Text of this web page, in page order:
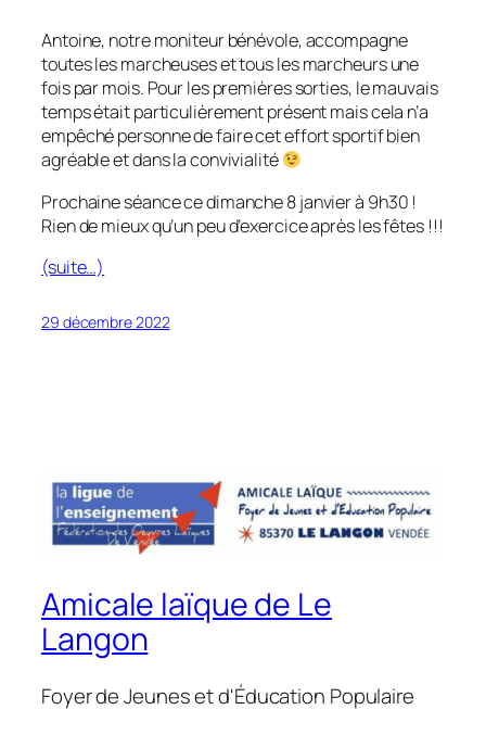
Antoine, notre moniteur bénévole, accompagne
toutes les marcheuses et tous les marcheurs une
fois par mois. Pour les premières sorties, le mauvais
temps était particulièrement présent mais cela n’a
empêché personne de faire cet effort sportif bien
agréable et dans la convivialité
Prochaine séance ce dimanche 8 janvier à 9h30 !
Rien de mieux qu’un peu d’exercice après les fêtes !!!
(suite…)
29 décembre 2022
Amicale laïque de Le
Langon
Foyer de Jeunes et d'Éducation Populaire